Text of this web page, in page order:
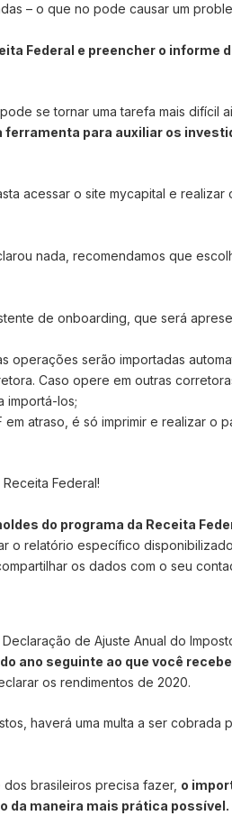
– o que no pode causar um
Federal e preencher o informe
se tornar uma tarefa mais difícil
ferramenta para auxiliar os
acessar o site mycapital e realizar
nada, recomendamos que
de onboarding, que será
serão importadas
Caso opere em outras
importá-los;
atraso, é só imprimir e realizar o
Federal!
do programa da Receita
o relatório específico
os dados com o seu
de Ajuste Anual do
ano seguinte ao que você
os rendimentos de 2020.
haverá uma multa a ser cobrada
brasileiros precisa fazer, o
da maneira mais prática possível.